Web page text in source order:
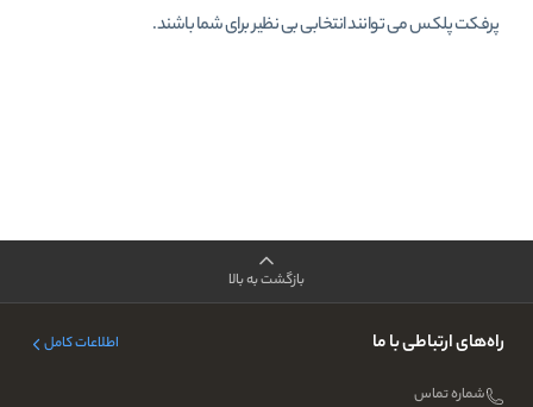
پرفکت پلکس می‌ توانند انتخابی بی‌ نظیر برای شما باشند.
بازگشت به بالا
راه‌های ارتباطی با ما اطلاعات کامل
شماره تماس